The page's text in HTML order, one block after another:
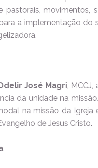
pastorais, movimentos,
a implementação do
José Magri, MCCJ,
da unidade na
na missão da Igreja
de Jesus Cristo.